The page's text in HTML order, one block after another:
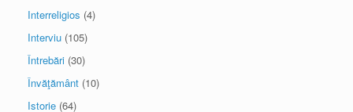
Interreligios (4)
Interviu (105)
Întrebări (30)
Învăţământ (10)
Istorie (64)